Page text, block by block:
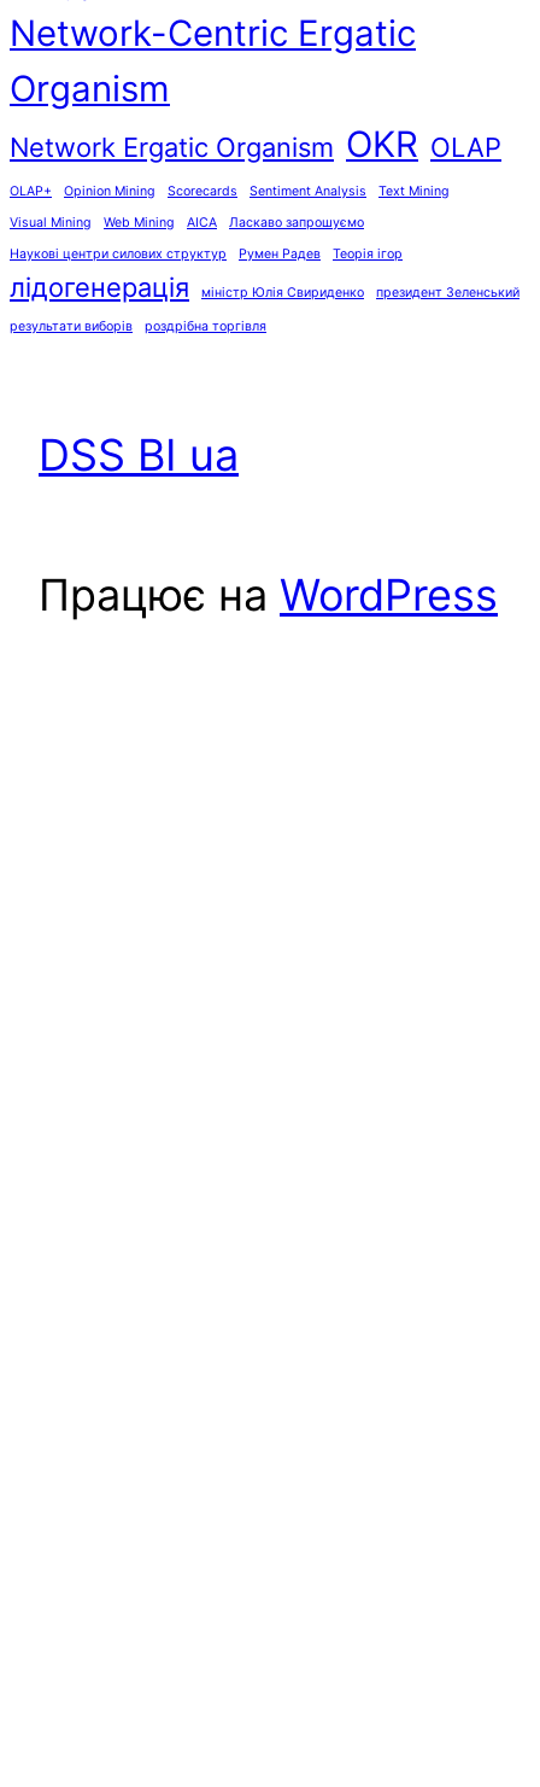
Network-Centric Ergatic
Organism
Network Ergatic Organism OKR OLAP
OLAP+ Opinion Mining Scorecards Sentiment Analysis
Text Mining
Visual Mining
Web Mining АІСА
Ласкаво запрошуємо
Наукові центри силових структур
Румен Радев Теорія ігор
лідогенерація міністр Юлія Свириденко президент Зеленський
результати виборів роздрібна торгівля
DSS BI ua
Працює на WordPress